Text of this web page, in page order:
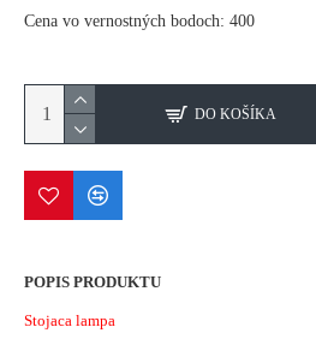
Cena vo vernostných bodoch: 400
DO KOŠÍKA
POPIS PRODUKTU
Stojaca lampa